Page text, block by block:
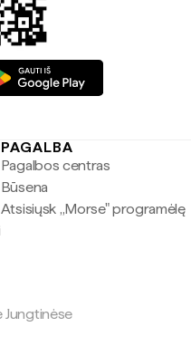
PAGALBA
Pagalbos centras
Būsena
Atsisiųsk „Morse" programėlę
Jungtinėse